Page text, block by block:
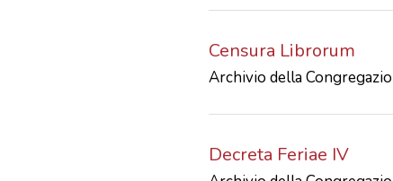
Censura Librorum
Archivio della
Decreta Feriae IV